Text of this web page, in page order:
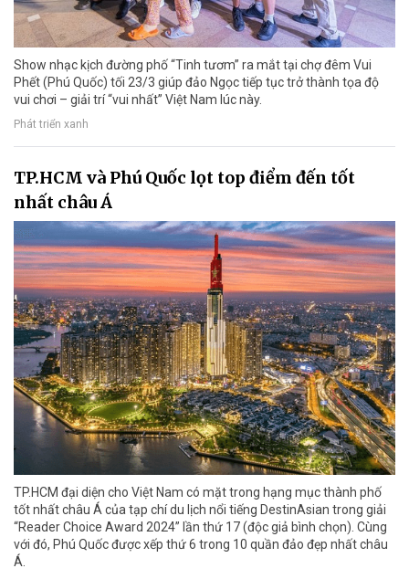
Show nhạc kịch đường phố “Tinh tươm” ra mắt tại chợ đêm Vui
Phết (Phú Quốc) tối 23/3 giúp đảo Ngọc tiếp tục trở thành tọa độ
vui chơi – giải trí “vui nhất” Việt Nam lúc này.
Phát triển xanh
TP.HCM và Phú Quốc lọt top điểm đến tốt
nhất châu Á
TP.HCM đại diện cho Việt Nam có mặt trong hạng mục thành phố
tốt nhất châu Á của tạp chí du lịch nổi tiếng DestinAsian trong giải
“Reader Choice Award 2024” lần thứ 17 (độc giả bình chọn). Cùng
với đó, Phú Quốc được xếp thứ 6 trong 10 quần đảo đẹp nhất châu
Á.